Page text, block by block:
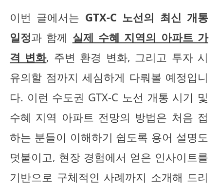
이번 글에서는 GTX-C 노선의 최신 개통
일정과 함께 실제 수혜 지역의 아파트 가
격 변화, 주변 환경 변화, 그리고 투자 시
유의할 점까지 세심하게 다뤄볼 예정입니
다. 이런 수도권 GTX-C 노선 개통 시기 및
수혜 지역 아파트 전망의 방법은 처음 접
하는 분들이 이해하기 쉽도록 용어 설명도
덧붙이고, 현장 경험에서 얻은 인사이트를
기반으로 구체적인 사례까지 소개해 드리